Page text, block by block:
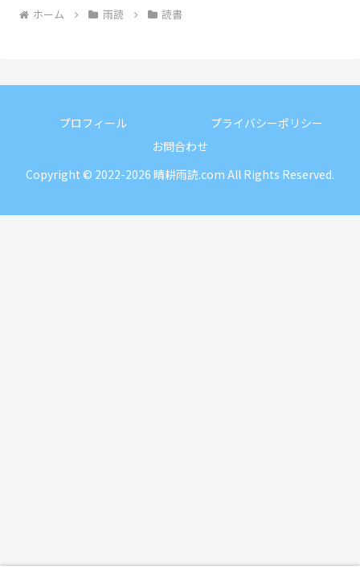
ホーム 雨読 読書
プロフィール
プライバシーポリシー
お問合わせ
Copyright © 2022-2026 晴耕雨読.com All Rights Reserved.